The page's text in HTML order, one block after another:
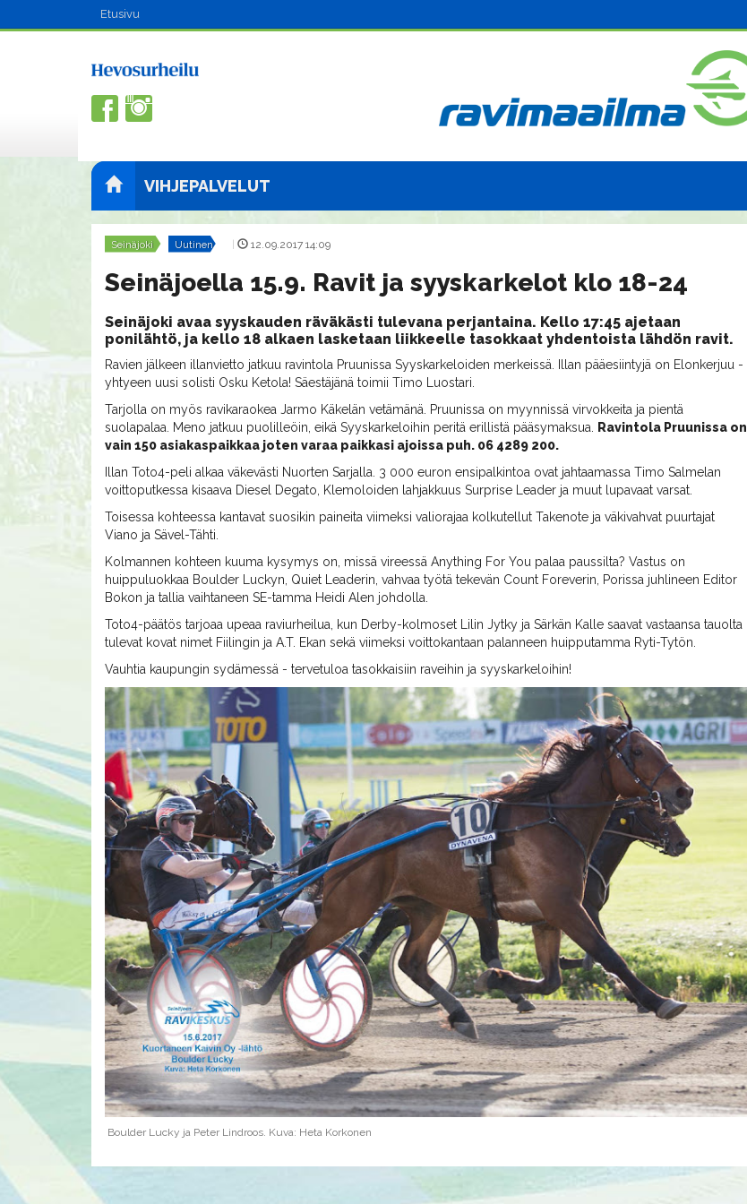
Etusivu
VIHJEPALVELUT
Seinäjoki Uutinen 12.09.2017 14:09
Seinäjoella 15.9. Ravit ja syyskarkelot klo 18-24
Seinäjoki avaa syyskauden räväkästi tulevana perjantaina. Kello 17:45 ajetaan
ponilähtö, ja kello 18 alkaen lasketaan liikkeelle tasokkaat yhdentoista lähdön ravit.
Ravien jälkeen illanvietto jatkuu ravintola Pruunissa Syyskarkeloiden merkeissä. Illan pääesiintyjä on Elonkerjuu -
yhtyeen uusi solisti Osku Ketola! Säestäjänä toimii Timo Luostari.
Tarjolla on myös ravikaraokea Jarmo Käkelän vetämänä. Pruunissa on myynnissä virvokkeita ja pientä
suolapalaa. Meno jatkuu puolilleöin, eikä Syyskarkeloihin peritä erillistä pääsymaksua.
Ravintola Pruunissa on
vain 150 asiakaspaikkaa joten varaa paikkasi ajoissa puh. 06 4289 200.
Illan Toto4-peli alkaa väkevästi Nuorten Sarjalla. 3 000 euron ensipalkintoa ovat jahtaamassa Timo Salmelan
voittoputkessa kisaava Diesel Degato, Klemoloiden lahjakkuus Surprise Leader ja muut lupavaat varsat.
Toisessa kohteessa kantavat suosikin paineita viimeksi valiorajaa kolkutellut Takenote ja väkivahvat puurtajat
Viano ja Sävel-Tähti.
Kolmannen kohteen kuuma kysymys on, missä vireessä Anything For You palaa paussilta? Vastus on
huippuluokkaa Boulder Luckyn, Quiet Leaderin, vahvaa työtä tekevän Count Foreverin, Porissa juhlineen Editor
Bokon ja tallia vaihtaneen SE-tamma Heidi Alen johdolla.
Toto4-päätös tarjoaa upeaa raviurheilua, kun Derby-kolmoset Lilin Jytky ja Särkän Kalle saavat vastaansa tauolta
tulevat kovat nimet Fiilingin ja A.T. Ekan sekä viimeksi voittokantaan palanneen huipputamma Ryti-Tytön.
Vauhtia kaupungin sydämessä - tervetuloa tasokkaisiin raveihin ja syyskarkeloihin!
Boulder Lucky ja Peter Lindroos. Kuva: Heta Korkonen